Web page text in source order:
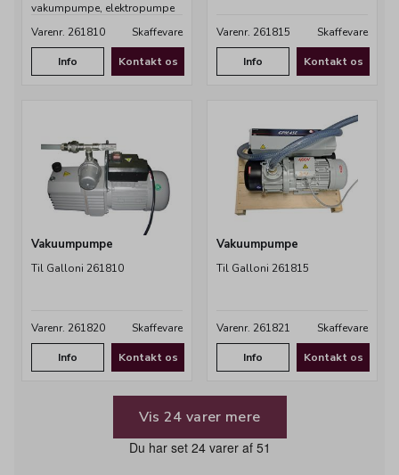
vakumpumpe, elektropumpe
Varenr. 261810 Skaffevare
Info Kontakt os
Varenr. 261815 Skaffevare
Info Kontakt os
Vakuumpumpe
Til Galloni 261810
Varenr. 261820 Skaffevare
Info Kontakt os
Vakuumpumpe
Til Galloni 261815
Varenr. 261821 Skaffevare
Info Kontakt os
Vis 24 varer mere
Du har set 24 varer af 51